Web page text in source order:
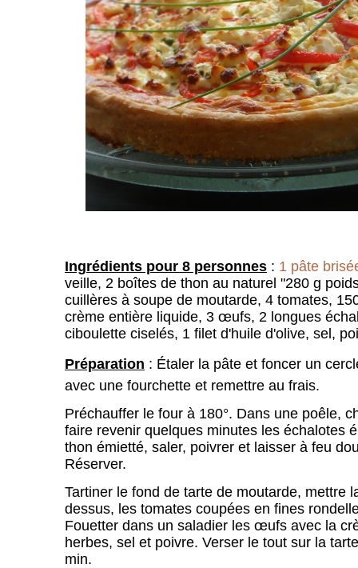
Ingrédients pour 8 personnes : 1 pâte
veille, 2 boîtes de thon au naturel "280 g
cuillères à soupe de moutarde, 4 tomates,
crème entière liquide, 3 œufs, 2 longues
ciboulette ciselés, 1 filet d'huile d'olive, sel,
Préparation : Étaler la pâte et foncer un
avec une fourchette et remettre au frais.
Préchauffer le four à 180°. Dans une poêle,
faire revenir quelques minutes les échalotes
thon émietté, saler, poivrer et laisser à feu
Réserver.
Tartiner le fond de tarte de moutarde, mettre
dessus, les tomates coupées en fines
Fouetter dans un saladier les œufs avec la
herbes, sel et poivre. Verser le tout sur la
min.